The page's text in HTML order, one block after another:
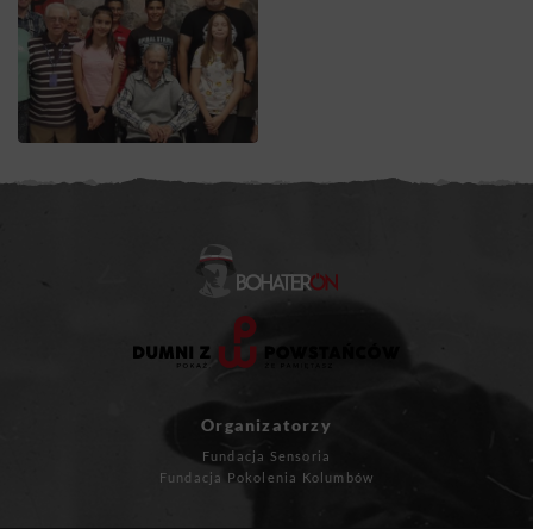
Organizatorzy
Fundacja Sensoria
Fundacja Pokolenia Kolumbów